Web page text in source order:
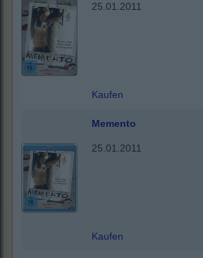
25.01.2011
Kaufen
Memento
25.01.2011
Kaufen